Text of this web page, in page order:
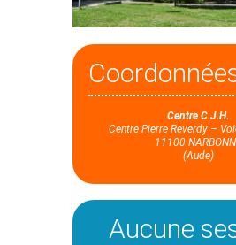
Centre C.J.H.
Centre Pierre Reverdy –
11100
(Aude)
Aucune